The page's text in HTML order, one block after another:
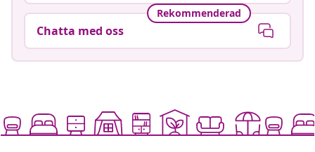
Rekommenderad
Chatta med oss